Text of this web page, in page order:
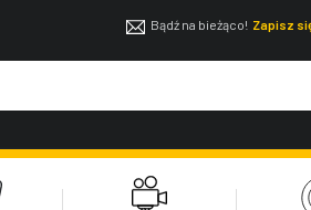
Bądź na bieżąco! Zapisz